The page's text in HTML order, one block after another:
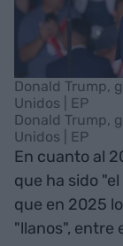
Donald Trump,
Unidos | EP
Donald Trump,
Unidos | EP
En cuanto al
que ha sido
que en 2025
"llanos", entre